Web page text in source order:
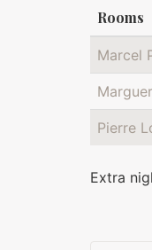
Rooms
Marcel
Pierre
Extra